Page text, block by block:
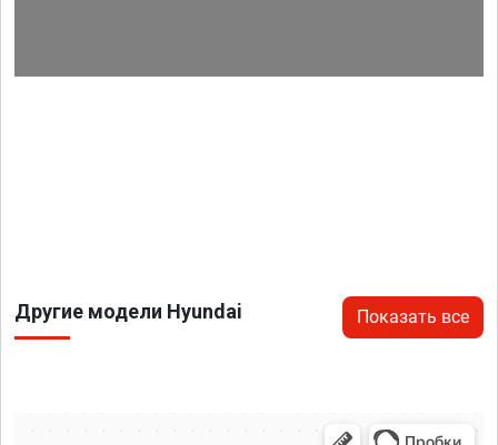
Другие модели Hyundai Показать все